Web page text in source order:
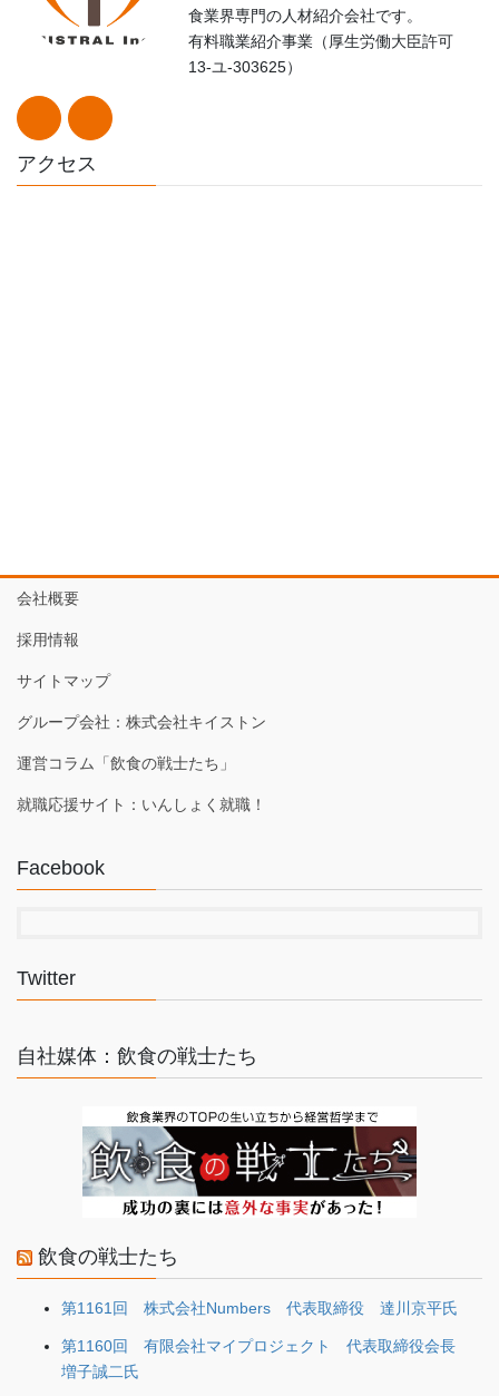
食業界専門の人材紹介会社です。
有料職業紹介事業（厚生労働大臣許可
13-ユ-303625）
アクセス
会社概要
採用情報
サイトマップ
グループ会社：株式会社キイストン
運営コラム「飲食の戦士たち」
就職応援サイト：いんしょく就職！
Facebook
Twitter
自社媒体：飲食の戦士たち
飲食の戦士たち
第1161回 株式会社Numbers 代表取締役 達川京平氏
第1160回 有限会社マイプロジェクト 代表取締役会長
増子誠二氏